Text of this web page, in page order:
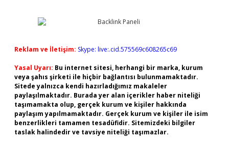
Reklam ve İletişim: Skype: live:.cid.575569c608265c69
Yasal Uyarı: Bu internet sitesi, herhangi bir marka, kurum
veya şahıs şirketi ile hiçbir bağlantısı bulunmamaktadır.
Sitede yalnızca kendi hazırladığımız makaleler
paylaşılmaktadır. Burada yer alan içerikler haber niteliği
taşımamakta olup, gerçek kurum ve kişiler hakkında
paylaşım yapılmamaktadır. Gerçek kurum ve kişiler ile isim
benzerlikleri tamamen tesadüfidir. Sitemizdeki bilgiler
taslak halindedir ve tavsiye niteliği taşımazlar.